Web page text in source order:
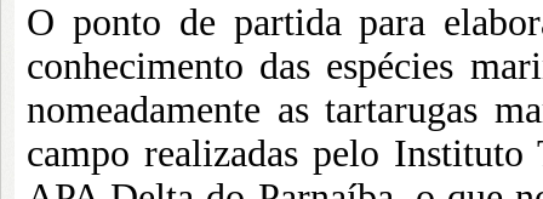
O ponto de partida para
conhecimento das espécies
nomeadamente as tartarugas
campo realizadas pelo